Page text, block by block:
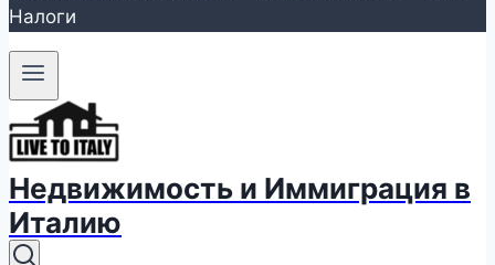
Налоги
Недвижимость и Иммиграция в
Италию